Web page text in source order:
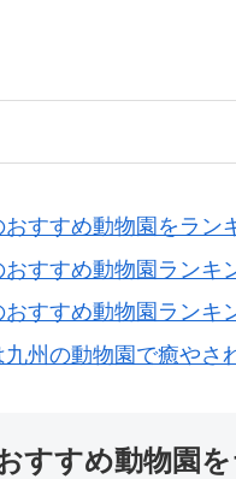
おすすめ動物園をラン
おすすめ動物園ランキ
すすめ動物園ランキ
州の動物園で癒やさ
すすめ動物園を